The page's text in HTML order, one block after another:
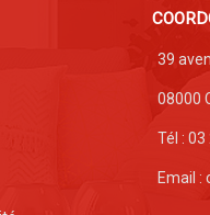
39
08000
Tél :
Email